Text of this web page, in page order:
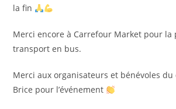
la fin
Merci encore à Carrefour Market pour la
transport en bus.
Merci aux organisateurs et bénévoles du
Brice pour l’événement